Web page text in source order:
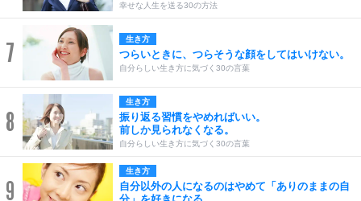
幸せな人生を送る30の方法
7 生き方
つらいときに、つらそうな顔をしてはいけない。
自分らしい生き方に気づく30の言葉
8
生き方
振り返る習慣をやめればいい。
前しか見られなくなる。
自分らしい生き方に気づく30の言葉
9
生き方
自分以外の人になるのはやめて「ありのままの自